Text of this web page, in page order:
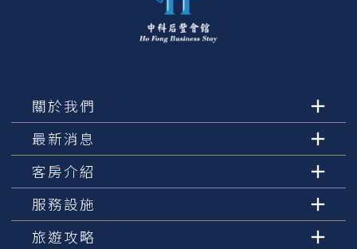
關於我們
最新消息
客房介紹
服務設施
旅遊攻略